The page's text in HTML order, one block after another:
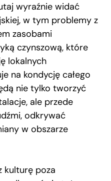
wyraźnie widać
w tym problemy z
zasobami
czynszową, które
lokalnych
na kondycję całego
nie tylko tworzyć
ale przede
odkrywać
w obszarze
kulturę poza